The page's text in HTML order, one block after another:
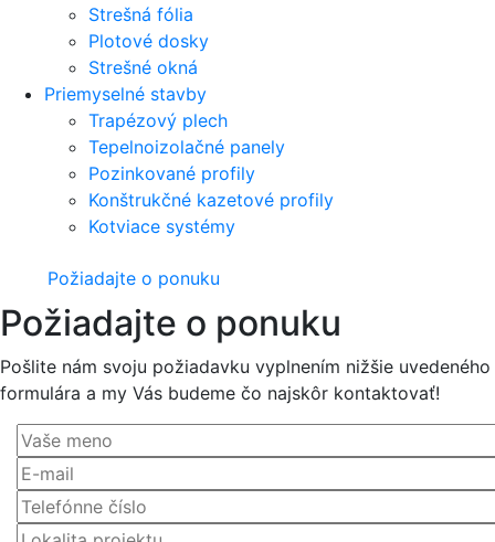
Strešná fólia
Plotové dosky
Strešné okná
Priemyselné stavby
Trapézový plech
Tepelnoizolačné panely
Pozinkované profily
Konštrukčné kazetové profily
Kotviace systémy
Požiadajte o ponuku
Požiadajte o ponuku
Pošlite nám svoju požiadavku vyplnením nižšie uvedeného
formulára a my Vás budeme čo najskôr kontaktovať!